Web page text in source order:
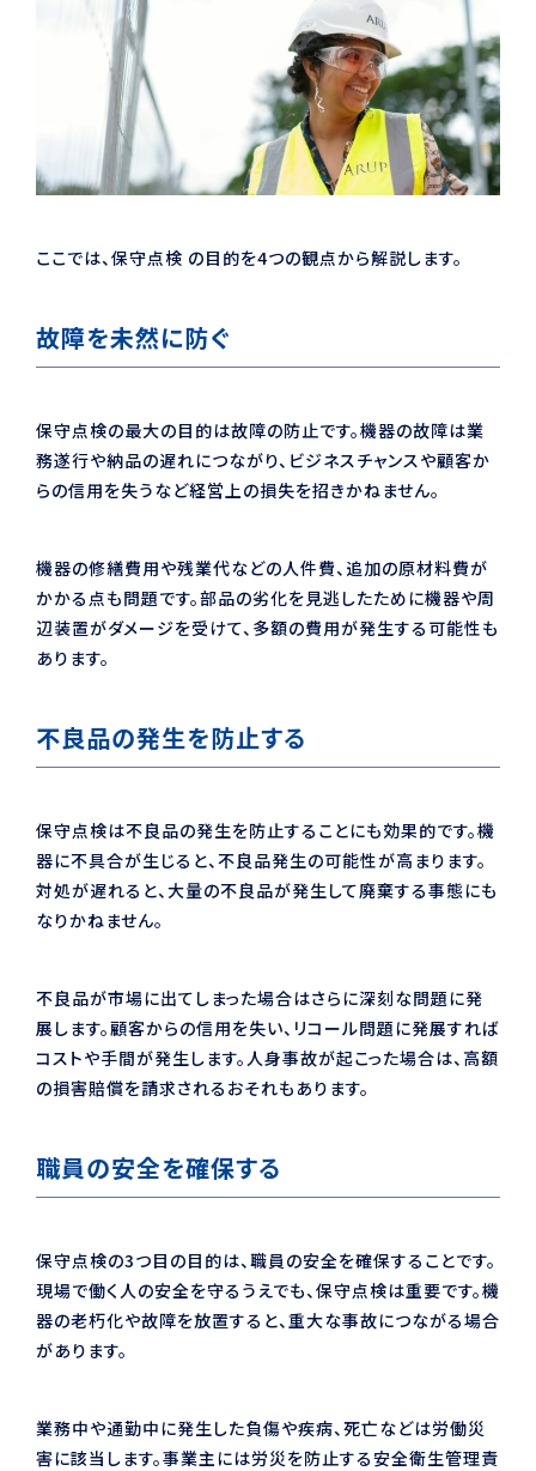
ここでは、保守点検 の目的を4つの観点から解説します。
故障を未然に防ぐ
保守点検の最大の目的は故障の防止です。機器の故障は業
務遂行や納品の遅れにつながり、ビジネスチャンスや顧客か
らの信用を失うなど経営上の損失を招きかねません。
機器の修繕費用や残業代などの人件費、追加の原材料費が
かかる点も問題です。部品の劣化を見逃したために機器や周
辺装置がダメージを受けて、多額の費用が発生する可能性も
あります。
不良品の発生を防止する
保守点検は不良品の発生を防止することにも効果的です。機
器に不具合が生じると、不良品発生の可能性が高まります。
対処が遅れると、大量の不良品が発生して廃棄する事態にも
なりかねません。
不良品が市場に出てしまった場合はさらに深刻な問題に発
展します。顧客からの信用を失い、リコール問題に発展すれば
コストや手間が発生します。人身事故が起こった場合は、高額
の損害賠償を請求されるおそれもあります。
職員の安全を確保する
保守点検の3つ目の目的は、職員の安全を確保することです。
現場で働く人の安全を守るうえでも、保守点検は重要です。機
器の老朽化や故障を放置すると、重大な事故につながる場合
があります。
業務中や通勤中に発生した負傷や疾病、死亡などは労働災
害に該当します。事業主には労災を防止する安全衛生管理責